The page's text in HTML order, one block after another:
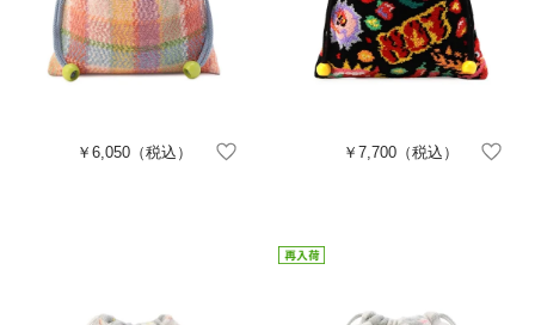
￥6,050 （税込） ￥7,700（税込）